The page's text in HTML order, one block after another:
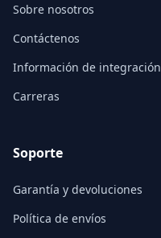
Sobre nosotros
Contáctenos
Información de integración
Carreras
Soporte
Garantía y devoluciones
Política de envíos